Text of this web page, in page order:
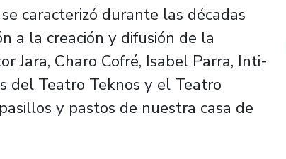
caracterizó durante las décadas
a la creación y difusión de la
Charo Cofré, Isabel Parra, Inti-
del Teatro Teknos y el Teatro
y pastos de nuestra casa de